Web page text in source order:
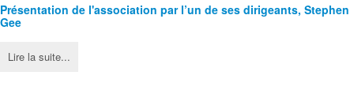
Présentation de l'association par l’un de ses dirigeants, Stephen
Gee
Lire la suite...